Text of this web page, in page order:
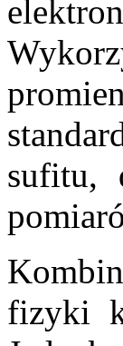
sufitu,
fizyki